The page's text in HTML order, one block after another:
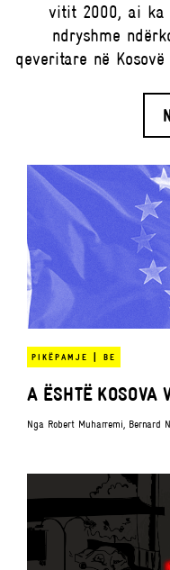
vitit 2000, ai ka
ndryshme
qeveritare në
PIKËPAMJE | BE
A ËSHTË KOSOVA
Nga Robert Muharremi Bernard